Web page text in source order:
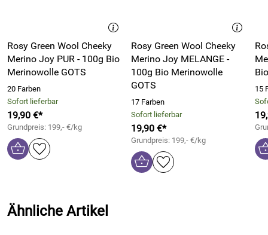
gefärbt. Durch die ungleichmäßige Färbung des
jedes Stück ein Unikat
DasNadelmaß wurde aus transparentem Kunststoff
gefertigt und ist auf der Oberseite farbig marmoriert gefärbt.
Die Schrift wurde eingfräst und daher gegen Abrieb
geschützt.
Für alle gängigen Stricknadeln, Häkelnadeln und
Nadelspiele geeignet!
Bitte beachten Sie auch unsere weiteren Nadelmaße sowie
unsere schönen Nadelspiele in verschiedenen Größen,
Material: ca. 5mm dicker, stabiler Recycling-Kunststoff
Rosy Green Wool Cheeky
Merino Joy PUR - 100g Bio
Merinowolle GOTS
20 Farben
Sofort lieferbar
19,90 €*
Grundpreis: 199,- €/kg
Rosy Green Wool Cheeky
Merino Joy MELANGE -
100g Bio Merinowolle
GOTS
17 Farben
Sofort lieferbar
19,90 €*
Grundpreis: 199,- €/kg
15
Ähnliche Artikel